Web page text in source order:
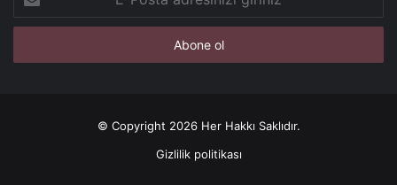
Posta
adresinizi
© Copyright 2026 Her Hakkı Saklıdır.
Gizlilik politikası